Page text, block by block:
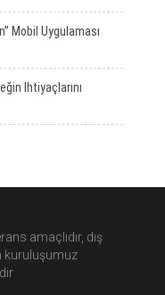
Mobil Uygulaması
Ihtiyaçlarını
amaçlıdır, dış
kuruluşumuz